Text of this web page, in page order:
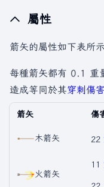
屬性
箭矢的屬性如下表所示
每種箭矢都有 0.1 重
造成等同於其穿刺傷害
箭矢 傷
木箭矢 22
火箭矢
11